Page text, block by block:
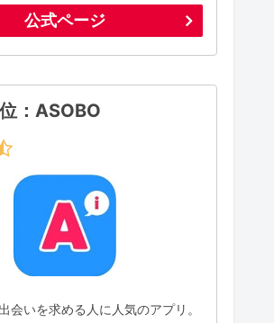
公式ページ
：ASOBO
会いを求める人に人気のアプリ。